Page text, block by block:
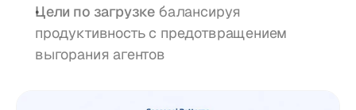
Цели по загрузке балансируя
продуктивность с предотвращением
выгорания агентов